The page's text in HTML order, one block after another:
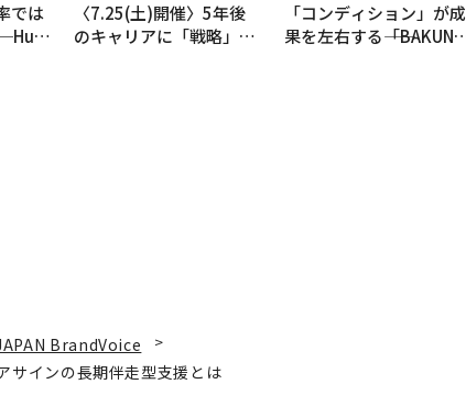
では
〈7.25(土)開催〉5年後
のキャリアに「戦略」は
「コンディション」が成
果を左右する――「BAKUN
BrandVoice
インの長期伴走型支援とは